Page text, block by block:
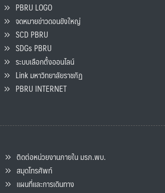
PBRU LOGO
จดหมายข่าวดอนขังใหญ่
SCD PBRU
SDGs PBRU
ระบบเลือกตั้งออนไลน์
Link มหาวิทยาลัยราชภัฏ
PBRU INTERNET
ติดต่อหน่วยงานภายใน มรภ.พบ.
สมุดโทรศัพท์
แผนที่และการเดินทาง